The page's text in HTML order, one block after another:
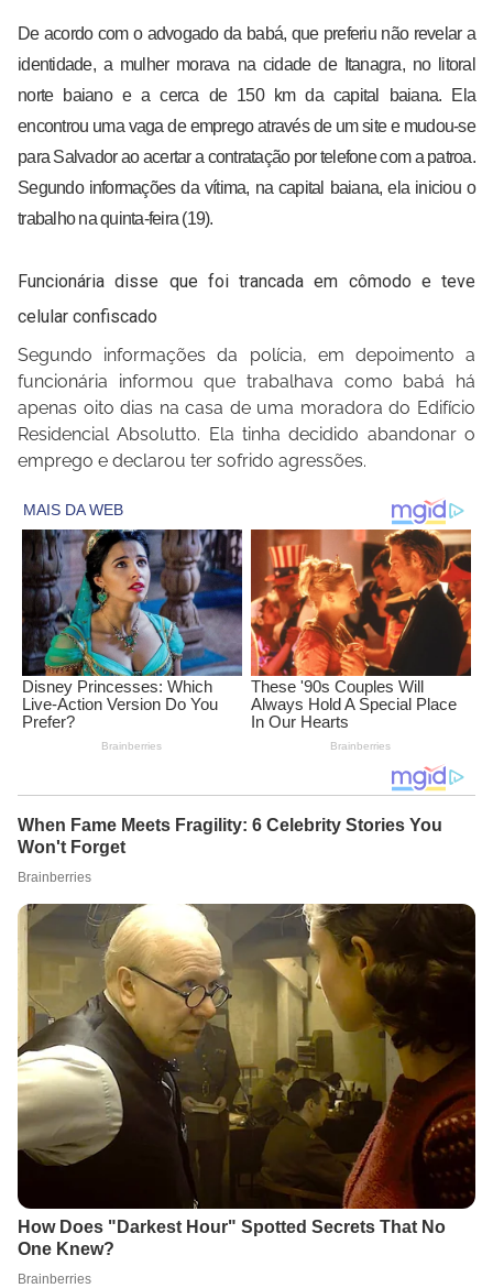
De acordo com o advogado da babá, que preferiu não revelar a
identidade, a mulher morava na cidade de Itanagra, no litoral
norte baiano e a cerca de 150 km da capital baiana. Ela
encontrou uma vaga de emprego através de um site e mudou-se
para Salvador ao acertar a contratação por telefone com a patroa.
Segundo informações da vítima, na capital baiana, ela iniciou o
trabalho na quinta-feira (19).
Funcionária disse que foi trancada em cômodo e teve
celular confiscado
Segundo informações da polícia, em depoimento a
funcionária informou que trabalhava como babá há
apenas oito dias na casa de uma moradora do Edifício
Residencial Absolutto. Ela tinha decidido abandonar o
emprego e declarou ter sofrido agressões.